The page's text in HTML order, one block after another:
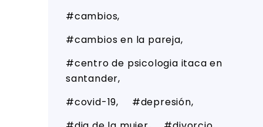
cambios
cambios en la pareja
centro de psicologia itaca en
santander
covid-19
depresión